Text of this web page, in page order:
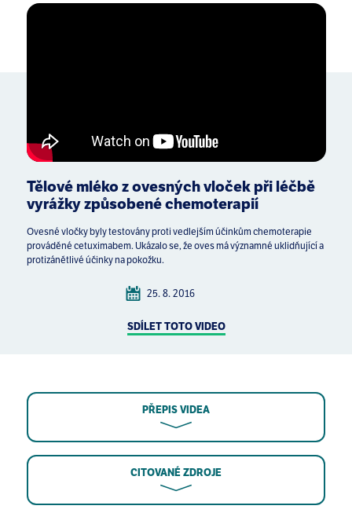
Tělové mléko z ovesných vloček při léčbě
vyrážky způsobené chemoterapií
Ovesné vločky byly testovány proti vedlejším účinkům chemoterapie
prováděné cetuximabem. Ukázalo se, že oves má významné uklidňující a
protizánětlivé účinky na pokožku.
25. 8. 2016
SDÍLET TOTO VIDEO
PŘEPIS VIDEA
CITOVANÉ ZDROJE